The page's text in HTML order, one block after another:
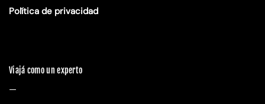
Política de privacidad
Viajá como un experto
—